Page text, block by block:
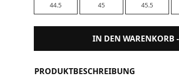
44.5 45 45.5
IN DEN WARENKORB
PRODUKTBESCHREIBUNG